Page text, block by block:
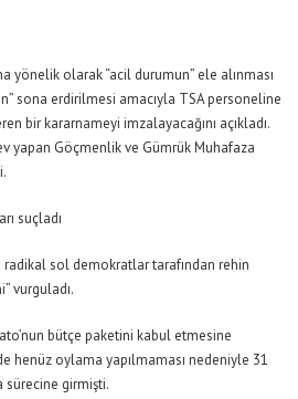
yönelik olarak “acil durumun” ele alınması
sona erdirilmesi amacıyla TSA personeline
bir kararnameyi imzalayacağını açıkladı.
yapan Göçmenlik ve Gümrük Muhafaza
suçladı
radikal sol demokratlar tarafından rehin
vurguladı.
bütçe paketini kabul etmesine
henüz oylama yapılmaması nedeniyle 31
sürecine girmişti.